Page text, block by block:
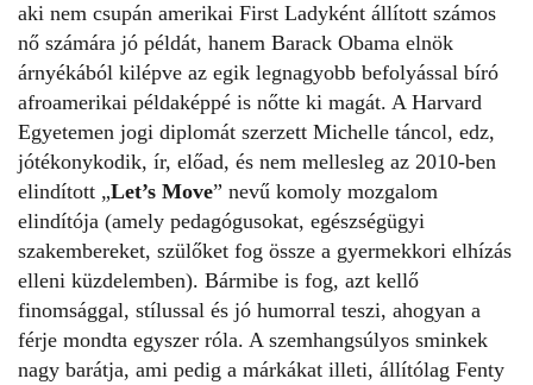
aki nem csupán amerikai First Ladyként állított számos
nő számára jó példát, hanem Barack Obama elnök
árnyékából kilépve az egik legnagyobb befolyással bíró
afroamerikai példaképpé is nőtte ki magát. A Harvard
Egyetemen jogi diplomát szerzett Michelle táncol, edz,
jótékonykodik, ír, előad, és nem mellesleg az 2010-ben
elindított „Let’s Move” nevű komoly mozgalom
elindítója (amely pedagógusokat, egészségügyi
szakembereket, szülőket fog össze a gyermekkori elhízás
elleni küzdelemben). Bármibe is fog, azt kellő
finomsággal, stílussal és jó humorral teszi, ahogyan a
férje mondta egyszer róla. A szemhangsúlyos sminkek
nagy barátja, ami pedig a márkákat illeti, állítólag Fenty